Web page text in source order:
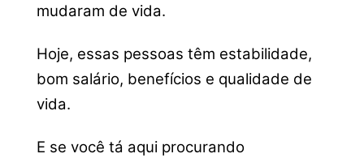
mudaram de vida.
Hoje, essas pessoas têm estabilidade,
bom salário, benefícios e qualidade de
vida.
E se você tá aqui procurando